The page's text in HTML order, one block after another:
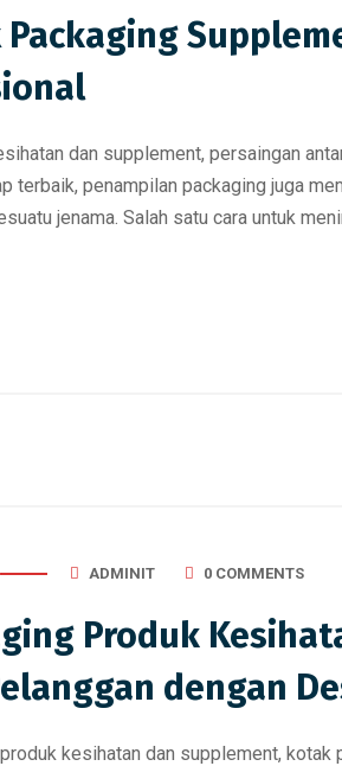
dan supplement, persaingan
terbaik, penampilan packaging juga
jenama. Salah satu cara untuk
ADMINIT 0 COMMENTS
Produk
dengan
kesihatan dan supplement,